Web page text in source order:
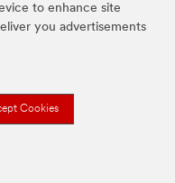
to enhance site
you advertisements
Cookies